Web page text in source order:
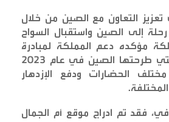
تعزيز التعاون مع الصين من خلال
إلى الصين واستقبال السواح
مؤكده دعم المملكة لمبادرة
الحضارة العالمية التي طرحتها الصين في عام 2023
مختلف الحضارات ودفع الإزدهار
.
فقد تم ادراج موقع أم الجمال